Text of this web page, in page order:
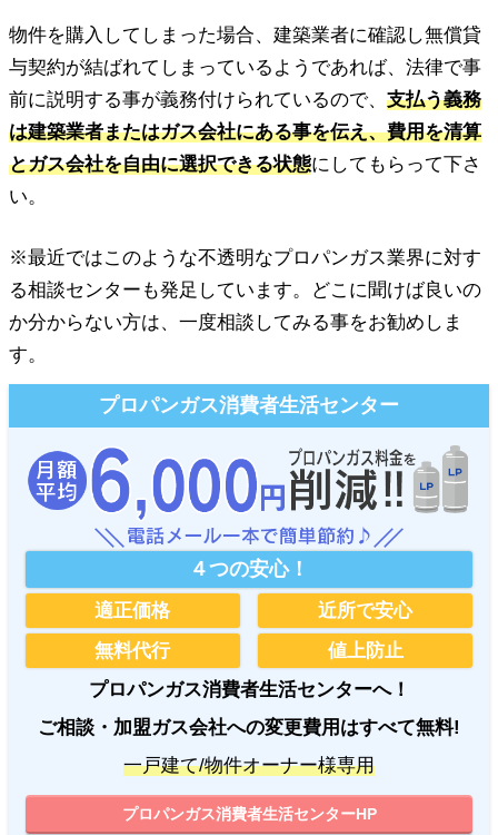
物件を購入してしまった場合、建築業者に確認し無償貸
与契約が結ばれてしまっているようであれば、法律で事
前に説明する事が義務付けられているので、 支払う義務
は建築業者またはガス会社にある事を伝え、費用を清算
とガス会社を自由に選択できる状態にしてもらって下さ
い。
※最近ではこのような不透明なプロパンガス業界に対す
る相談センターも発足しています。どこに聞けば良いの
か分からない方は、一度相談してみる事をお勧めしま
す。
プロパンガス消費者生活センター
４つの安心！
適正価格
近所で安心
無料代行
値上防止
プロパンガス消費者生活センターへ！
ご相談・加盟ガス会社への変更費用はすべて無料!
一戸建て/物件オーナー様専用
プロパンガス消費者生活センターHP